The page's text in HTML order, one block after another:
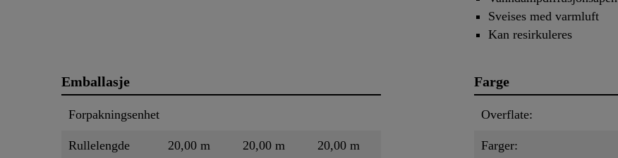
Sveises med varmluft
Kan resirkuleres
Emballasje
Forpakningsenhet
Rullelengde 20,00 m 20,00 m 20,00 m
Farge
Overflate:
Farger: